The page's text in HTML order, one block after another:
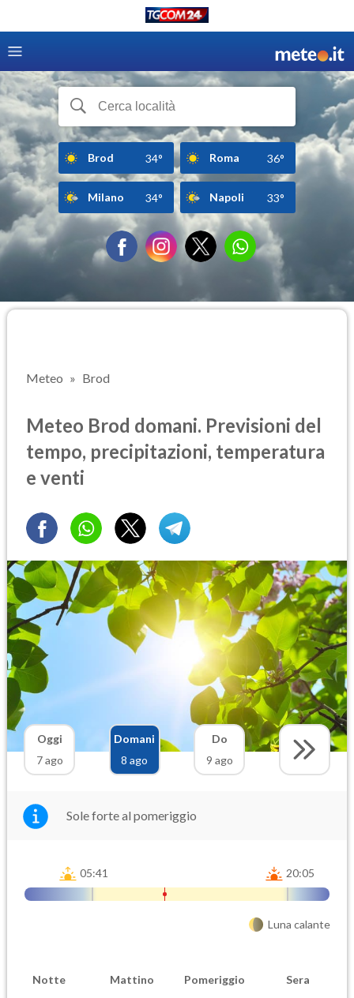
Brod 34° Roma 36°
Milano 34° Napoli 33°
Meteo Brod
Meteo Brod domani. Previsioni del
tempo, precipitazioni, temperatura
e venti
Oggi
7 ago
Domani
8 ago
Do
9 ago
Sole forte al pomeriggio
05:41 20:05
Luna calante
Notte Mattino Pomeriggio Sera